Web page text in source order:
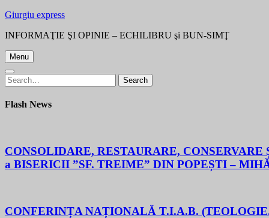
Giurgiu express
INFORMAŢIE ŞI OPINIE – ECHILIBRU şi BUN-SIMŢ
Menu
Search
for:
Search
Flash News
CONSOLIDARE, RESTAURARE,
a BISERICII ”SF. TREIME” DIN POPEȘTI –
CONFERINȚA NAȚIONALĂ T.I.A.B.